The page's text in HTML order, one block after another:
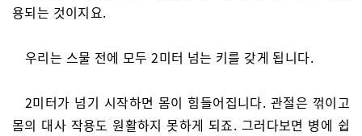
용되는 것이지요.
우리는 스물 전에 모두 2미터 넘는 키를 갖게 됩니다.
2미터가 넘기 시작하면 몸이 힘들어집니다. 관절은 꺾이고
몸의 대사 작용도 원활하지 못하게 되죠. 그러다보면 병에 쉽